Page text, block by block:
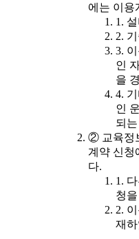
에는 이용
1.
2.
3.
인
을
4.
인
되
② 교육정
계약 신청
다.
1.
청
2.
재하